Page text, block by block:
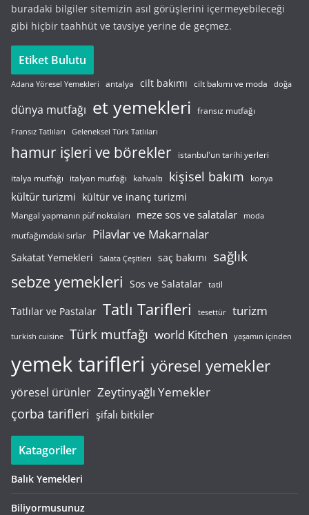
buradaki bilgiler sitemizin asıl görüşlerini içermeyebileceği
gibi hiçbir taahhüt ve tavsiye yerine de geçmez.
Etiket Bulutu
Adana Yöresel Yemekleri antalya cilt bakımı cilt bakımı ve moda doğa
dünya mutfağı et yemekleri fransız mutfağı
Fransız Tatlıları Geleneksel Türk Tatlıları
hamur işleri ve börekler istanbul'un tarihi yerleri
italya mutfağı italyan mutfağı kahvaltı kişisel bakım konya
kültür turizmi kültür ve inanç turizmi
Mangal yapmanın püf noktaları meze sos ve salatalar moda
mutfağımdaki sırlar Pilavlar ve Makarnalar
Sakatat Yemekleri Salata Çeşitleri saç bakımı sağlık
sebze yemekleri Sos ve Salatalar tatil
Tatlılar ve Pastalar Tatlı Tarifleri tesettür turizm
turkish cuisine Türk mutfağı world Kitchen yaşamın içinden
yemek tarifleri yöresel yemekler
yöresel ürünler Zeytinyağlı Yemekler
çorba tarifleri şifalı bitkiler
Katagoriler
Balık Yemekleri
Biliyormusunuz